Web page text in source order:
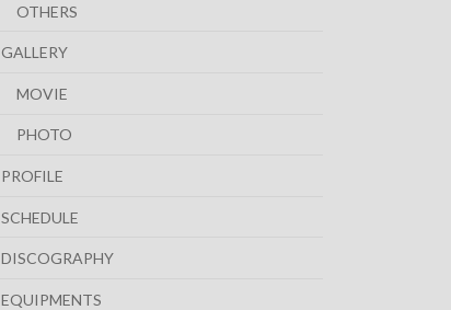
OTHERS
GALLERY
MOVIE
PHOTO
PROFILE
SCHEDULE
DISCOGRAPHY
EQUIPMENTS